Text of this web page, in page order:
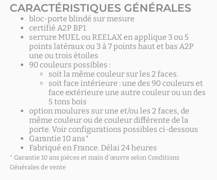
CARACTÉRISTIQUES GÉNÉRALES
bloc-porte blindé sur mesure
certifié A2P BP1
serrure MUEL ou REELAX en applique 3 ou 5
points latéraux ou 3 à 7 points haut et bas A2P
une ou trois étoiles
90 couleurs possibles :
soit la même couleur sur les 2 faces.
soit face intérieure : une des 90 couleurs et
face extérieure une autre couleur ou un des
5 tons bois
option moulures sur une et/ou les 2 faces, de
même couleur ou de couleur différente de la
porte. Voir configurations possibles ci-dessous
Garantie 10 ans*
Fabriqué en France. Délai 24 heures
* Garantie 10 ans pièces et main d’œuvre selon Conditions
Générales de vente